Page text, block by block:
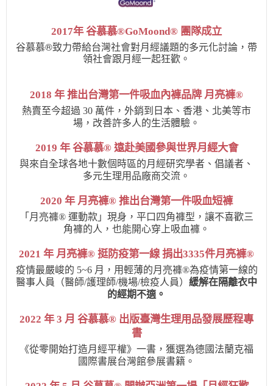
2017年 谷慕慕®GoMoond® 團隊成立
谷慕慕®致力帶給台灣社會對月經議題的多元化討論，帶
領社會跟月經一起狂歡。
2018 年 推出台灣第一件吸血內褲品牌 月亮褲®
熱賣至今超過 30 萬件，外銷到日本、香港、北美等市
場，改善許多人的生活體驗。
2019 年 谷慕慕® 遠赴美國參與世界月經大會
與來自全球各地十數個時區的月經研究學者、倡議者、
多元生理用品廠商交流。
2020 年 月亮褲® 推出台灣第一件吸血短褲
「月亮褲®️ 運動款」現身，平口四角褲型，讓不喜歡三
角褲的人，也能開心穿上吸血褲。
2021 年 月亮褲® 挺防疫第一線 捐出3335件月亮褲®
疫情最嚴峻的 5~6 月，用輕薄的月亮褲®為疫情第一線的
醫事人員（醫師/護理師/機場/檢疫人員） 緩解在隔離衣中
的經期不適。
2022 年 3 月 谷慕慕® 出版臺灣生理用品發展歷程專
書
《從零開始打造月經平權》一書，獲選為德國法蘭克福
國際書展台灣館參展書籍。